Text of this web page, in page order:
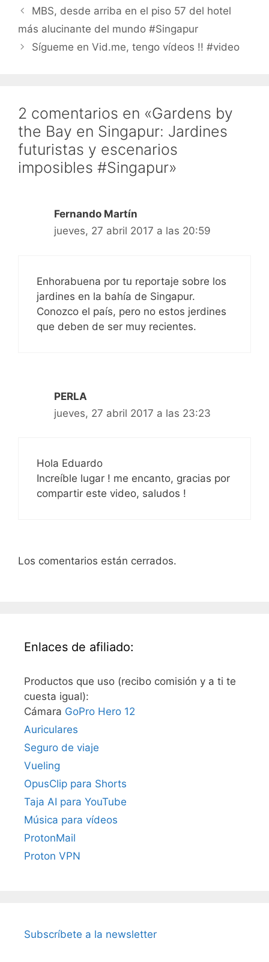
MBS, desde arriba en el piso 57 del hotel
más alucinante del mundo #Singapur
Sígueme en Vid.me, tengo vídeos !! #video
2 comentarios en «Gardens by
the Bay en Singapur: Jardines
futuristas y escenarios
imposibles #Singapur»
Fernando Martín
jueves, 27 abril 2017 a las 20:59
Enhorabuena por tu reportaje sobre los
jardines en la bahía de Singapur.
Conozco el país, pero no estos jerdines
que deben de ser muy recientes.
PERLA
jueves, 27 abril 2017 a las 23:23
Hola Eduardo
Increíble lugar ! me encanto, gracias por
compartir este video, saludos !
Los comentarios están cerrados.
Enlaces de afiliado:
Productos que uso (recibo comisión y a ti te
cuesta igual):
Cámara GoPro Hero 12
Auriculares
Seguro de viaje
Vueling
OpusClip para Shorts
Taja AI para YouTube
Música para vídeos
ProtonMail
Proton VPN
Subscríbete a la newsletter